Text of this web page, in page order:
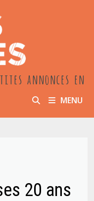
annonces en
MENU
20 ans